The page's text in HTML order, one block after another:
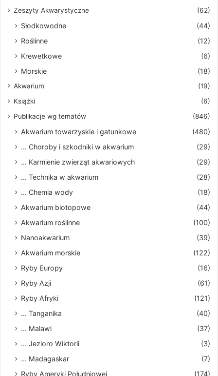
Zeszyty Akwarystyczne (62)
Słodkowodne
(44)
Roślinne
(12)
Krewetkowe
(6)
Morskie
(18)
Akwarium
(19)
Książki
(6)
Publikacje wg tematów
(846)
Akwarium towarzyskie i gatunkowe
(480)
... Choroby i szkodniki w akwarium
(29)
... Karmienie zwierząt akwariowych
(29)
... Technika w akwarium
(28)
... Chemia wody
(18)
Akwarium biotopowe
(44)
Akwarium roślinne
(100)
Nanoakwarium
(39)
Akwarium morskie
(122)
Ryby Europy
(16)
Ryby Azji
(61)
Ryby Afryki
(121)
... Tanganika
(40)
... Malawi
(37)
... Jezioro Wiktorii
(3)
... Madagaskar
(7)
Ryby Ameryki Południowej
(174)